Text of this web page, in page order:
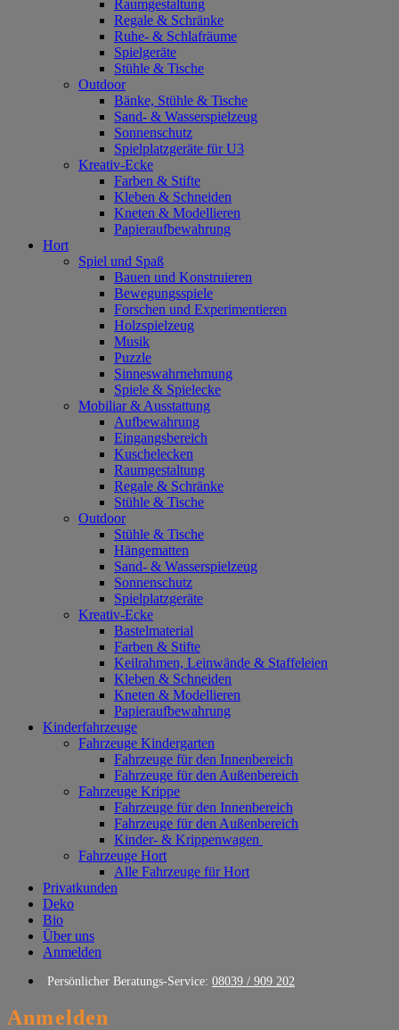
Raumgestaltung
Regale & Schränke
Ruhe- & Schlafräume
Spielgeräte
Stühle & Tische
Outdoor
Bänke, Stühle & Tische
Sand- & Wasserspielzeug
Sonnenschutz
Spielplatzgeräte für U3
Kreativ-Ecke
Farben & Stifte
Kleben & Schneiden
Kneten & Modellieren
Papieraufbewahrung
Hort
Spiel und Spaß
Bauen und Konstruieren
Bewegungsspiele
Forschen und Experimentieren
Holzspielzeug
Musik
Puzzle
Sinneswahrnehmung
Spiele & Spielecke
Mobiliar & Ausstattung
Aufbewahrung
Eingangsbereich
Kuschelecken
Raumgestaltung
Regale & Schränke
Stühle & Tische
Outdoor
Stühle & Tische
Hängematten
Sand- & Wasserspielzeug
Sonnenschutz
Spielplatzgeräte
Kreativ-Ecke
Bastelmaterial
Farben & Stifte
Keilrahmen, Leinwände & Staffeleien
Kleben & Schneiden
Kneten & Modellieren
Papieraufbewahrung
Kinderfahrzeuge
Fahrzeuge Kindergarten
Fahrzeuge für den Innenbereich
Fahrzeuge für den Außenbereich
Fahrzeuge Krippe
Fahrzeuge für den Innenbereich
Fahrzeuge für den Außenbereich
Kinder- & Krippenwagen
Fahrzeuge Hort
Alle Fahrzeuge für Hort
Privatkunden
Deko
Bio
Über uns
Anmelden
Persönlicher Beratungs-Service: 08039 / 909 202
Anmelden